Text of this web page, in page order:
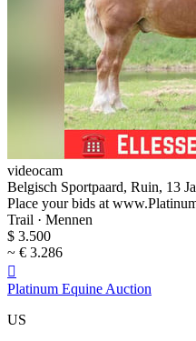
videocam
Belgisch Sportpaard, Ruin, 13
Place your bids at
Trail · Mennen
$ 3.500
~ € 3.286

Platinum Equine Auction
US